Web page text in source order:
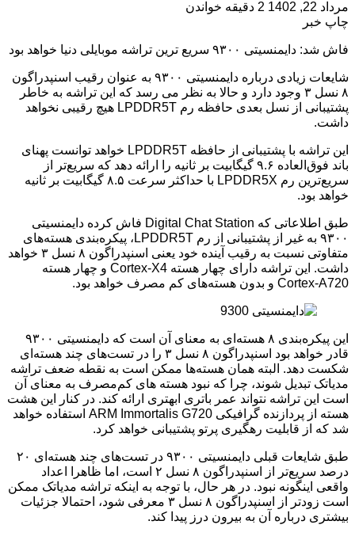
مرداد 22, 1402
2 دقیقه خواندن
چاپ خبر
فاش شد: دایمنسیتی ۹۳۰۰ سریع ترین تراشه موبایلی دنیا خواهد بود
شایعات زیادی درباره دایمنسیتی ۹۳۰۰ به عنوان رقیب اسنپدراگون
۸ نسل ۳ وجود دارد و حالا به نظر می رسد که این تراشه به خاطر
پشتیبانی از نسل بعدی حافظه رم LPDDR5T هیچ رقیبی نخواهد
داشت.
این تراشه با پشتیبانی از حافظه LPDDR5T خواهد توانست پهنای
باند فوق‌العاده ۹.۶ گیگابیت بر ثانیه را ارائه دهد که سریع‌تر از
سریع‌ترین رم LPDDR5X با حداکثر سرعت ۸.۵ گیگابیت بر ثانیه
خواهد بود.
طبق اطلاعاتی که Digital Chat Station فاش کرده دایمنسیتی
۹۳۰۰ به غیر از پشتیبانی از رم LPDDR5T، پیکره‌بندی هسته‌های
متفاوتی نسبت به رقیب آینده خود یعنی اسنپدراگون ۸ نسل ۳ خواهد
داشت. این تراشه دارای چهار هسته Cortex-X4 و چهار هسته
Cortex-A720 و بدون هسته‌های کم مصرف خواهد بود.
این پیکره‌بندی ۸ هسته‌ای به معنای آن است که دایمنسیتی ۹۳۰۰
قادر خواهد بود اسنپدراگون ۸ نسل ۳ را در تست‌های چند هسته‌ای
شکست دهد. البته همان هسته‌ها ممکن است به نقطه ضعف تراشه
مدیاتک تبدیل شوند، چرا که نبود هسته های کم‌مصرف به معنای آن
است این تراشه نتواند عمر باتری ابهتری ارائه کند. در کنار این هشت
هسته از پردازنده گرافیکی ARM Immortalis G720 استفاده خواهد
شد که از قابلیت رهگیری پرتو پشتیبانی خواهد کرد.
طبق شایعات قبلی دایمنسیتی ۹۳۰۰ در تست‌های چند هسته‌ای ۲۰
درصد سریع‌تر از اسنپدراگون ۸ نسل ۲ است، اما ظاهرا اعداد
واقعی اینگونه نبود. در هر حال، با توجه به اینکه تراشه مدیاتک ممکن
است زودتر از اسنپدراگون ۸ نسل ۳ معرفی شود، احتمالا جزئیات
بیشتری درباره آن به بیرون درز پیدا کند.